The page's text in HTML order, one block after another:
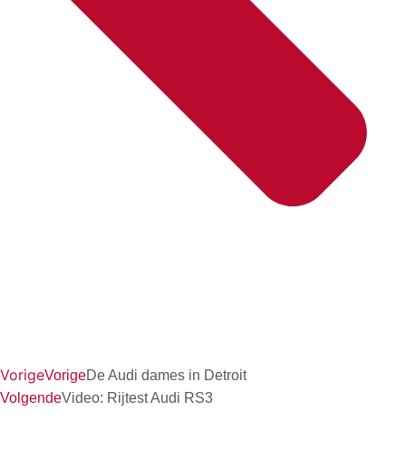
VorigeVorigeDe Audi dames in Detroit
VolgendeVideo: Rijtest Audi RS3